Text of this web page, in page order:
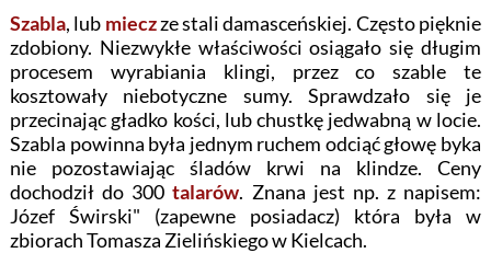
Szabla, lub mieczze stali damasceńskiej. Często pięknie
zdobiony. Niezwykłe właściwości osiągało się długim
procesem wyrabiania klingi, przez co szable te
kosztowały niebotyczne sumy. Sprawdzało się je
przecinając gładko kości, lub chustkę jedwabną w locie.
Szabla powinna była jednym ruchem odciąć głowę byka
nie pozostawiając śladów krwi na klindze. Ceny
dochodził do 300talarów. Znana jest np. z napisem:
Józef Świrski" (zapewne posiadacz) która była w
zbiorach Tomasza Zielińskiego w Kielcach.